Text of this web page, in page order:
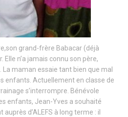
grand-frère Babacar (déjà
n’a jamais connu son père,
maman essaie tant bien que mal
enfants. Actuellement en classe de
s’interrompre. Bénévole
enfants, Jean-Yves a souhaité
d’ALEFS à long terme : il